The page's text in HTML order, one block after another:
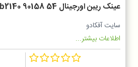
عینک ریبن اورجینال rb2140 90158 54
سایت آفکادو
اطلاعات بیشتر...